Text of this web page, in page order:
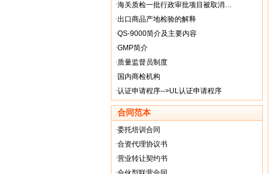
·海关质检一批行政审批项目被取消…
·出口商品产地检验的解释
·QS-9000简介及主要内容
·GMP简介
·质量监督员制度
· 国内商检机构
·认证申请程序-->UL认证申请程序
合同范本
·委托培训合同
·合资代理协议书
·营业转让契约书